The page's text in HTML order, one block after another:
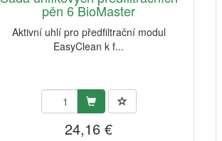
pěn 6 BioMaster
Aktivní uhlí pro předfiltrační modul
EasyClean k f...
24,16 €